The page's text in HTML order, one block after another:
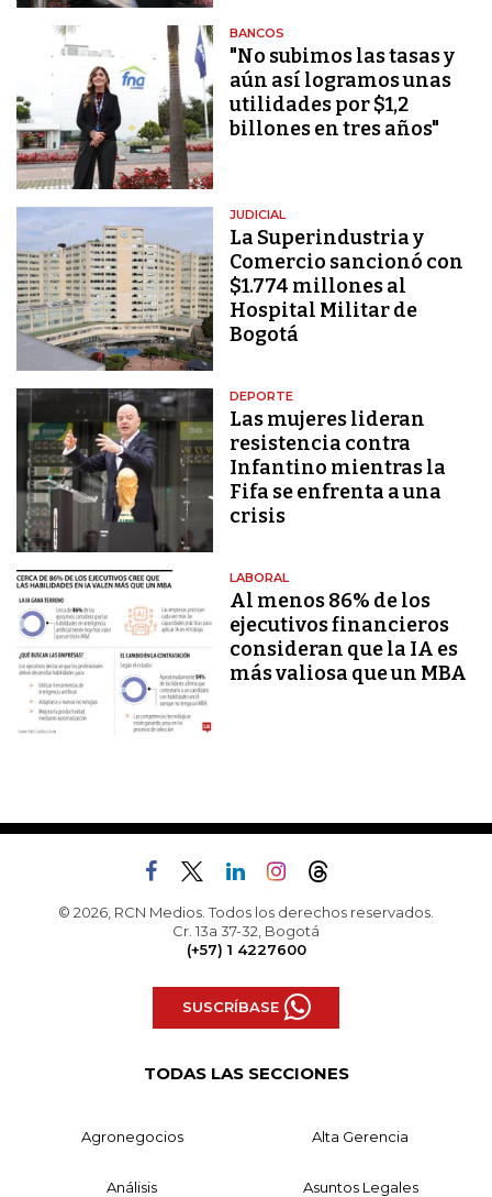
BANCOS
"No subimos las tasas y
aún así logramos unas
utilidades por $1,2
billones en tres años"
JUDICIAL
La Superindustria y
Comercio sancionó con
$1.774 millones al
Hospital Militar de
Bogotá
DEPORTE
Las mujeres lideran
resistencia contra
Infantino mientras la
Fifa se enfrenta a una
crisis
LABORAL
Al menos 86% de los
ejecutivos financieros
consideran que la IA es
más valiosa que un MBA
© 2026, RCN Medios. Todos los derechos reservados.
Cr. 13a 37-32, Bogotá
(+57) 1 4227600
SUSCRÍBASE
TODAS LAS SECCIONES
Agronegocios Alta Gerencia
Análisis Asuntos Legales